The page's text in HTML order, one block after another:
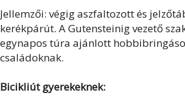
Jellemzői: végig aszfaltozott és
kerékpárút. A Gutensteinig vezető
egynapos túra ajánlott
családoknak.
Bicikliút gyerekeknek: